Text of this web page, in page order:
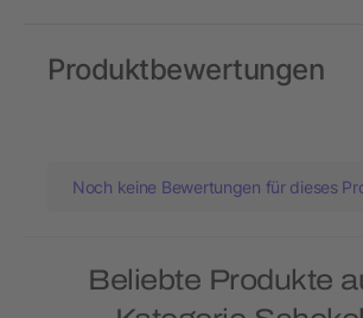
Produktbewertungen
Noch keine Bewertungen für dieses
Beliebte Produkte